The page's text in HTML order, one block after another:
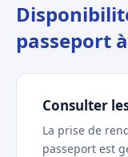
passeport
Consulter
La prise de
passeport est